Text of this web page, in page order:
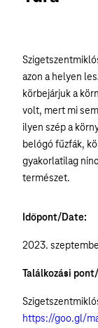
azon a helyen
körbejárjuk a
volt, mert mi
ilyen szép a
belógó fűzfák,
gyakorlatilag
természet.
Időpont/Date:
2023.
Találkozási
https://goo.gl/